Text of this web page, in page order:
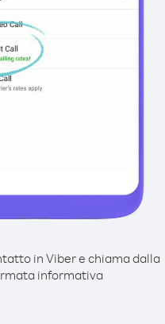
in Viber e chiama dalla
informativa